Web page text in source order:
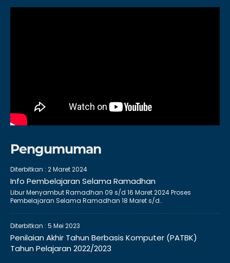
Pengumuman
Diterbitkan : 2 Maret 2024
Info Pembelajaran Selama Ramadhan
Libur Menyambut Ramadhan 09 s/d 16 Maret 2024 Proses
Pembelajaran Selama Ramadhan 18 Maret s/d..
Diterbitkan : 5 Mei 2023
Penilaian Akhir Tahun Berbasis Komputer (PATBK)
Tahun Pelajaran 2022/2023